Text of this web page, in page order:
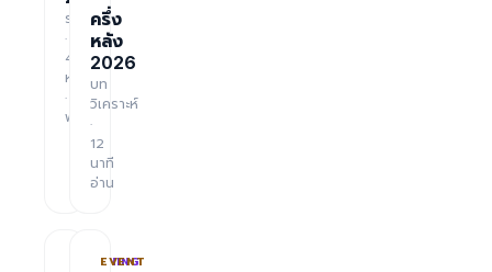
รายงาน
·
48
หน้า
·
ฟรี
ครึ่ง
หลัง
2026
บท
วิเคราะห์
·
12
นาที
อ่าน
TRAINING
EVENT